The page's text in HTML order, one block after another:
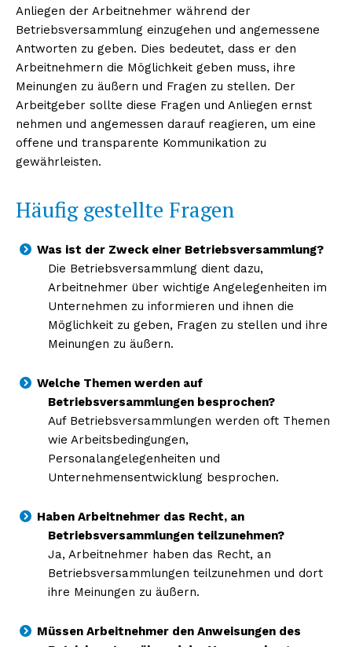
Anliegen der Arbeitnehmer während der
Betriebsversammlung einzugehen und angemessene
Antworten zu geben. Dies bedeutet, dass er den
Arbeitnehmern die Möglichkeit geben muss, ihre
Meinungen zu äußern und Fragen zu stellen. Der
Arbeitgeber sollte diese Fragen und Anliegen ernst
nehmen und angemessen darauf reagieren, um eine
offene und transparente Kommunikation zu
gewährleisten.
Häufig gestellte Fragen
Was ist der Zweck einer Betriebsversammlung?
Die Betriebsversammlung dient dazu,
Arbeitnehmer über wichtige Angelegenheiten im
Unternehmen zu informieren und ihnen die
Möglichkeit zu geben, Fragen zu stellen und ihre
Meinungen zu äußern.
Welche Themen werden auf
Betriebsversammlungen besprochen?
Auf Betriebsversammlungen werden oft Themen
wie Arbeitsbedingungen,
Personalangelegenheiten und
Unternehmensentwicklung besprochen.
Haben Arbeitnehmer das Recht, an
Betriebsversammlungen teilzunehmen?
Ja, Arbeitnehmer haben das Recht, an
Betriebsversammlungen teilzunehmen und dort
ihre Meinungen zu äußern.
Müssen Arbeitnehmer den Anweisungen des